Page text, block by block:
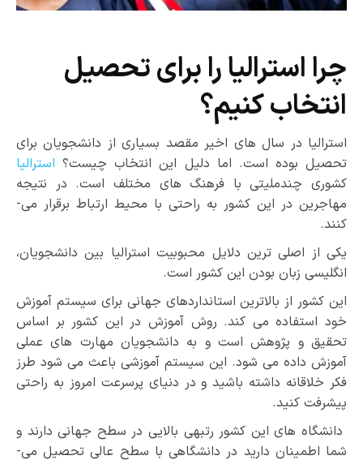
چرا استرالیا را برای تحصیل
انتخاب کنیم؟
استرالیا در سال­ های اخیر مقصد بسیاری از دانشجویان برای
تحصیل بوده است. اما دلیل این انتخاب چیست؟ استرالیا
کشوری چندملیتی با فرهنگ­ های مختلف است. در نتیجه
مهاجرین در این کشور به راحتی با محیط ارتباط برقرار می­
کنند.
یکی از اصلی ­ترین دلایل محبوبیت استرالیا بین دانشجویان،
انگلیسی زبان بودن این کشور است.
این کشور از بالاترین استانداردهای جهانی برای سیستم آموزش
خود استفاده می­ کند. روش آموزش در این کشور بر اساس
تحقیق و پژوهش است و به دانشجویان مهارت­ های عملی
آموزش داده می ­شود. این سیستم آموزشی باعث می­ شود طرز
فکر خلاقانه داشته باشید و در دنیای پرسرعت امروز به راحتی
پیشرفت کنید.
دانشگاه­ های این کشور رتبه­ی بالایی در سطح جهانی دارند و
شما اطمینان دارید در دانشگاهی با سطح عالی تحصیل می­